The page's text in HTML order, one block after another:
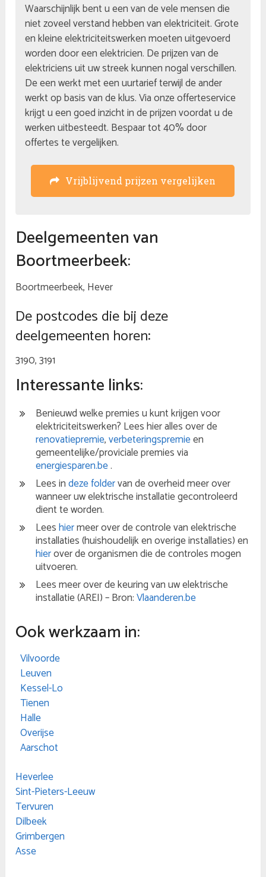
Waarschijnlijk bent u een van de vele mensen die
niet zoveel verstand hebben van elektriciteit. Grote
en kleine elektriciteitswerken moeten uitgevoerd
worden door een elektricien. De prijzen van de
elektriciens uit uw streek kunnen nogal verschillen.
De een werkt met een uurtarief terwijl de ander
werkt op basis van de klus. Via onze offerteservice
krijgt u een goed inzicht in de prijzen voordat u de
werken uitbesteedt. Bespaar tot 40% door
offertes te vergelijken.
Vrijblijvend prijzen vergelijken
Deelgemeenten van
Boortmeerbeek:
Boortmeerbeek, Hever
De postcodes die bij deze
deelgemeenten horen:
3190, 3191
Interessante links:
Benieuwd welke premies u kunt krijgen voor
elektriciteitswerken? Lees hier alles over de
renovatiepremie,verbeteringspremieen
gemeentelijke/proviciale premies via
energiesparen.be.
Lees indeze foldervan de overheid meer over
wanneer uw elektrische installatie gecontroleerd
dient te worden.
Leeshiermeer over de controle van elektrische
installaties (huishoudelijk en overige installaties) en
hierover de organismen die de controles mogen
uitvoeren.
Lees meer over de keuring van uw elektrische
installatie (AREI) – Bron:Vlaanderen.be
Ook werkzaam in:
Vilvoorde
Leuven
Kessel-Lo
Tienen
Halle
Overijse
Aarschot
Heverlee
Sint-Pieters-Leeuw
Tervuren
Dilbeek
Grimbergen
Asse